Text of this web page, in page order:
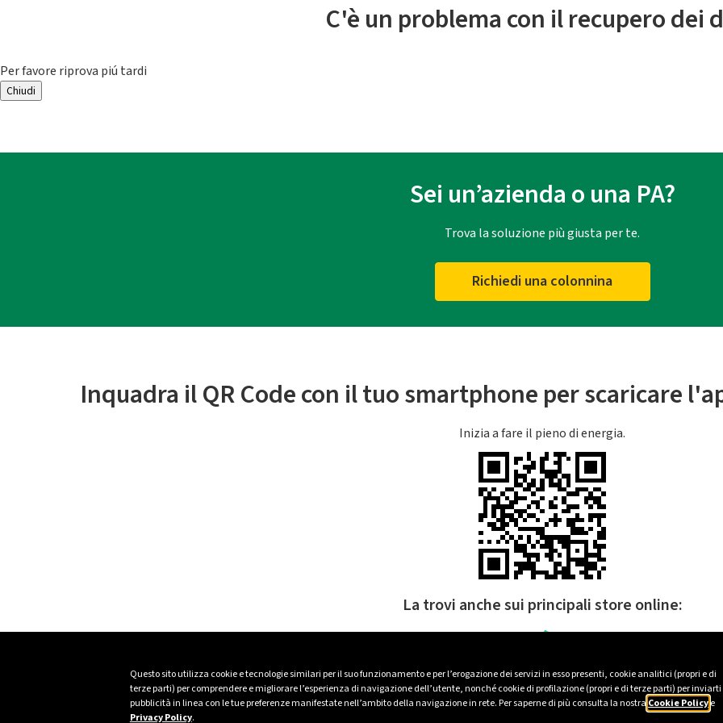
Questo sito utilizza cookie e tecnologie similari per il suo funzionamento e per l’erogazione dei servizi in esso presenti, cookie analitici (propri e di
terze parti) per comprendere e migliorare l’esperienza di navigazione dell’utente, nonché cookie di profilazione (propri e di terze parti) per inviarti
pubblicità in linea con le tue preferenze manifestate nell’ambito della navigazione in rete. Per saperne di più consulta la nostra Cookie Policye
Privacy Policy.
C'è un problema con il recupero dei
Per favore riprova piú tardi
Chiudi
Sei un’azienda o una PA?
Trova la soluzione più giusta per te.
Richiedi una colonnina
Inquadra il QR Code con il tuo smartphone per scaricare
Inizia a fare il pieno di energia.
La trovi anche sui principali store online: